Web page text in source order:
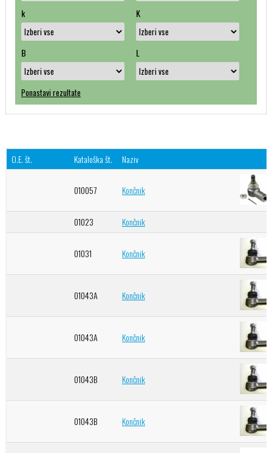
k K
B L
Ponastavi rezultate
O.E. št. Kataloška št. Naziv
010057 Končnik
01023 Končnik
01031 Končnik
01043A Končnik
01043A Končnik
01043B Končnik
01043B Končnik